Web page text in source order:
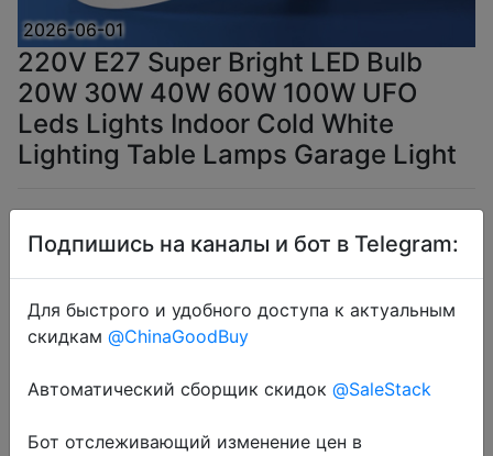
2026-06-01
220V E27 Super Bright LED Bulb
20W 30W 40W 60W 100W UFO
Leds Lights Indoor Cold White
Lighting Table Lamps Garage Light
$1.21
Coins
Перейти в магазин
Подпишись на каналы и бот в Telegram:
Для быстрого и удобного доступа к актуальным
скидкам @ChinaGoodBuy
Автоматический сборщик скидок @SaleStack
Бот отслеживающий изменение цен в